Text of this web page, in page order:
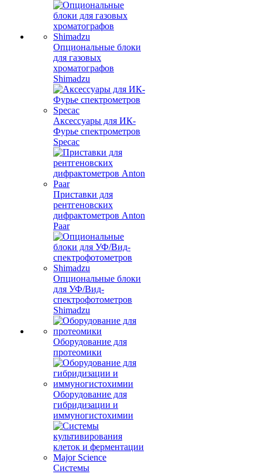
Опциональные блоки
для газовых
хроматографов
Shimadzu
Аксессуары для ИК-
Фурье спектрометров
Specac
Приставки для
рентгеновских
дифрактометров Anton
Paar
Опциональные блоки
для УФ/Вид-
спектрофотометров
Shimadzu
Оборудование для
протеомики
Оборудование для
гибридизации и
иммуногистохимии
Системы